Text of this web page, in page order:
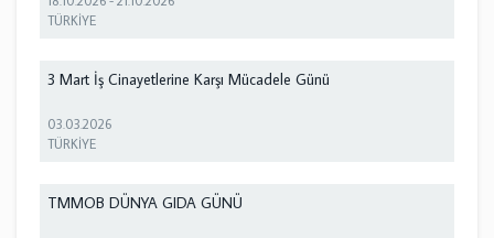
TÜRKİYE
3 Mart İş Cinayetlerine Karşı Mücadele Günü
03.03.2026
TÜRKİYE
TMMOB DÜNYA GIDA GÜNÜ